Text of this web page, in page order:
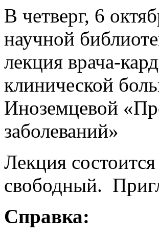
В четверг, 6
научной
лекция врача-
клинической
Иноземцевой
заболеваний»
Лекция
свободный.
Справка: